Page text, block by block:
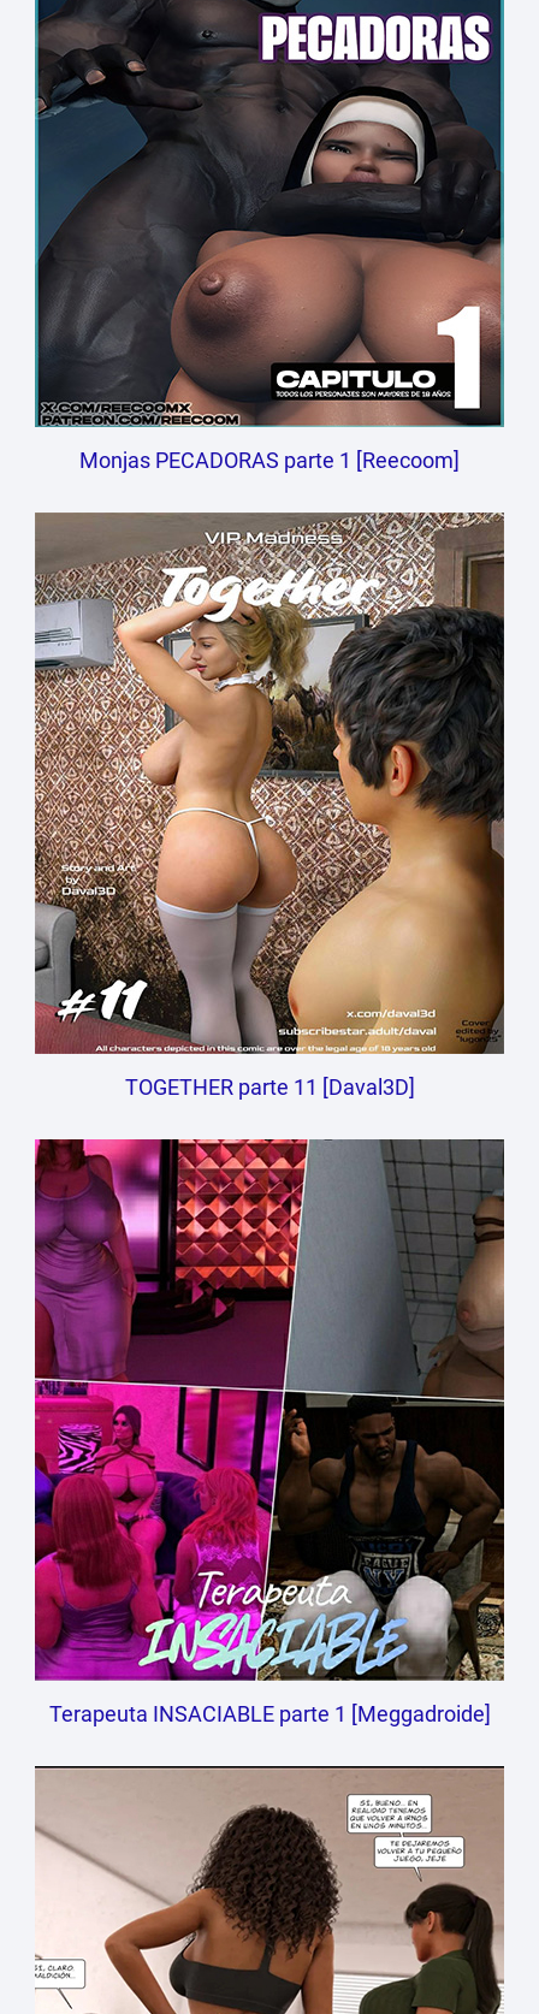
Monjas PECADORAS parte 1 [Reecoom]
TOGETHER parte 11 [Daval3D]
Terapeuta INSACIABLE parte 1 [Meggadroide]